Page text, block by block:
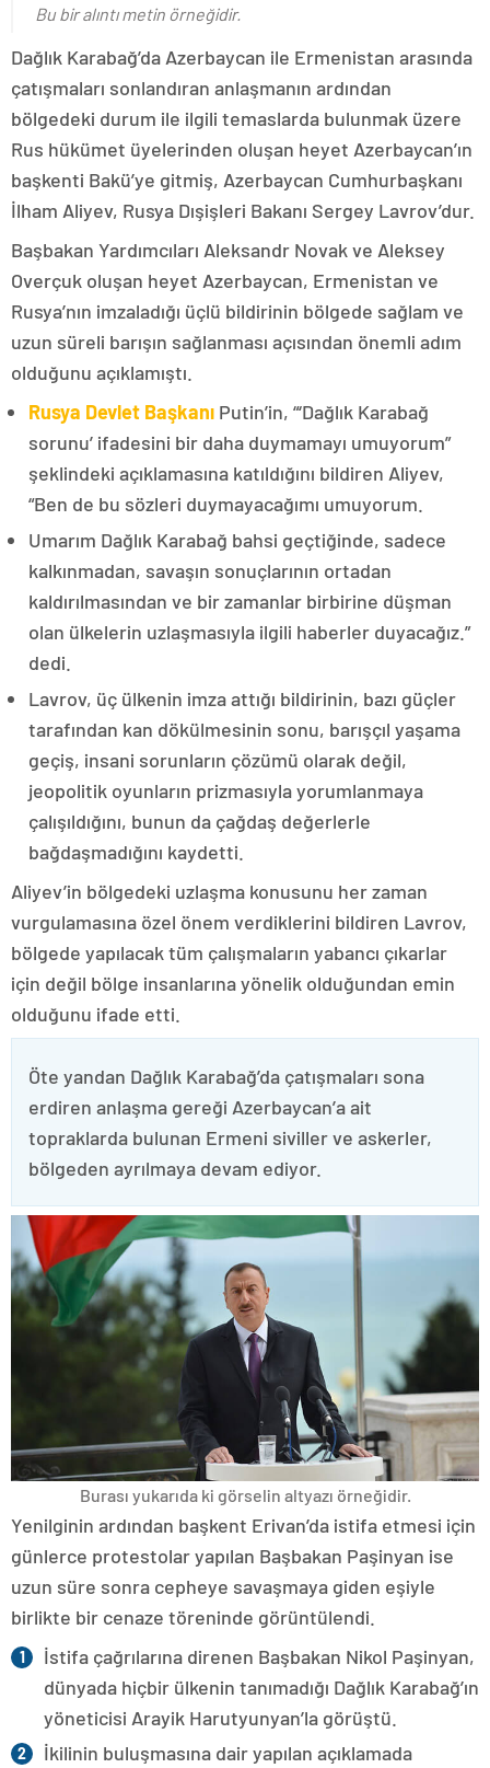
Bu bir alıntı metin örneğidir.
Dağlık Karabağ’da Azerbaycan ile Ermenistan arasında
çatışmaları sonlandıran anlaşmanın ardından
bölgedeki durum ile ilgili temaslarda bulunmak üzere
Rus hükümet üyelerinden oluşan heyet Azerbaycan’ın
başkenti Bakü’ye gitmiş, Azerbaycan Cumhurbaşkanı
İlham Aliyev, Rusya Dışişleri Bakanı Sergey Lavrov’dur.
Başbakan Yardımcıları Aleksandr Novak ve Aleksey
Overçuk oluşan heyet Azerbaycan, Ermenistan ve
Rusya’nın imzaladığı üçlü bildirinin bölgede sağlam ve
uzun süreli barışın sağlanması açısından önemli adım
olduğunu açıklamıştı.
Rusya Devlet Başkanı Putin’in, “‘Dağlık Karabağ
sorunu’ ifadesini bir daha duymamayı umuyorum”
şeklindeki açıklamasına katıldığını bildiren Aliyev,
“Ben de bu sözleri duymayacağımı umuyorum.
Umarım Dağlık Karabağ bahsi geçtiğinde, sadece
kalkınmadan, savaşın sonuçlarının ortadan
kaldırılmasından ve bir zamanlar birbirine düşman
olan ülkelerin uzlaşmasıyla ilgili haberler duyacağız.”
dedi.
Lavrov, üç ülkenin imza attığı bildirinin, bazı güçler
tarafından kan dökülmesinin sonu, barışçıl yaşama
geçiş, insani sorunların çözümü olarak değil,
jeopolitik oyunların prizmasıyla yorumlanmaya
çalışıldığını, bunun da çağdaş değerlerle
bağdaşmadığını kaydetti.
Aliyev’in bölgedeki uzlaşma konusunu her zaman
vurgulamasına özel önem verdiklerini bildiren Lavrov,
bölgede yapılacak tüm çalışmaların yabancı çıkarlar
için değil bölge insanlarına yönelik olduğundan emin
olduğunu ifade etti.
Öte yandan Dağlık Karabağ’da çatışmaları sona
erdiren anlaşma gereği Azerbaycan’a ait
topraklarda bulunan Ermeni siviller ve askerler,
bölgeden ayrılmaya devam ediyor.
Burası yukarıda ki görselin altyazı örneğidir.
Yenilginin ardından başkent Erivan’da istifa etmesi için
günlerce protestolar yapılan Başbakan Paşinyan ise
uzun süre sonra cepheye savaşmaya giden eşiyle
birlikte bir cenaze töreninde görüntülendi.
İstifa çağrılarına direnen Başbakan Nikol Paşinyan,
dünyada hiçbir ülkenin tanımadığı Dağlık Karabağ’ın
yöneticisi Arayik Harutyunyan’la görüştü.
İkilinin buluşmasına dair yapılan açıklamada